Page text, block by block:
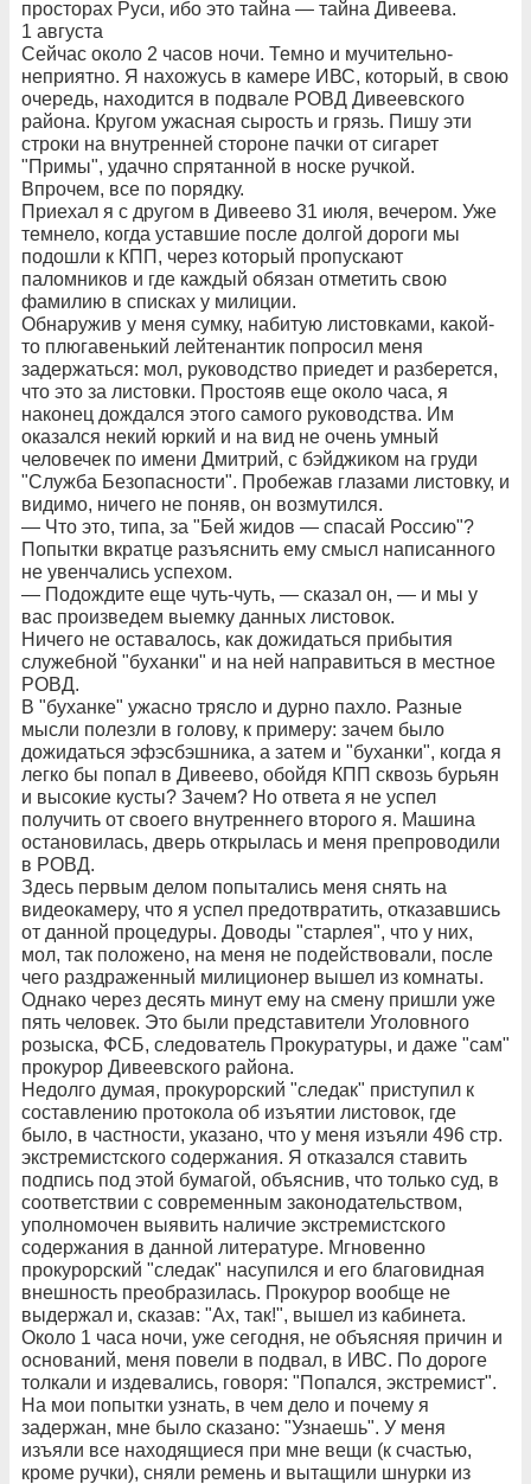
просторах Руси, ибо это тайна — тайна Дивеева.
1 августа
Сейчас около 2 часов ночи. Темно и мучительно-
неприятно. Я нахожусь в камере ИВС, который, в свою
очередь, находится в подвале РОВД Дивеевского
района. Кругом ужасная сырость и грязь. Пишу эти
строки на внутренней стороне пачки от сигарет
"Примы", удачно спрятанной в носке ручкой.
Впрочем, все по порядку.
Приехал я с другом в Дивеево 31 июля, вечером. Уже
темнело, когда уставшие после долгой дороги мы
подошли к КПП, через который пропускают
паломников и где каждый обязан отметить свою
фамилию в списках у милиции.
Обнаружив у меня сумку, набитую листовками, какой-
то плюгавенький лейтенантик попросил меня
задержаться: мол, руководство приедет и разберется,
что это за листовки. Простояв еще около часа, я
наконец дождался этого самого руководства. Им
оказался некий юркий и на вид не очень умный
человечек по имени Дмитрий, с бэйджиком на груди
"Служба Безопасности". Пробежав глазами листовку, и
видимо, ничего не поняв, он возмутился.
— Что это, типа, за "Бей жидов — спасай Россию"?
Попытки вкратце разъяснить ему смысл написанного
не увенчались успехом.
— Подождите еще чуть-чуть, — сказал он, — и мы у
вас произведем выемку данных листовок.
Ничего не оставалось, как дожидаться прибытия
служебной "буханки" и на ней направиться в местное
РОВД.
В "буханке" ужасно трясло и дурно пахло. Разные
мысли полезли в голову, к примеру: зачем было
дожидаться эфэсбэшника, а затем и "буханки", когда я
легко бы попал в Дивеево, обойдя КПП сквозь бурьян
и высокие кусты? Зачем? Но ответа я не успел
получить от своего внутреннего второго я. Машина
остановилась, дверь открылась и меня препроводили
в РОВД.
Здесь первым делом попытались меня снять на
видеокамеру, что я успел предотвратить, отказавшись
от данной процедуры. Доводы "старлея", что у них,
мол, так положено, на меня не подействовали, после
чего раздраженный милиционер вышел из комнаты.
Однако через десять минут ему на смену пришли уже
пять человек. Это были представители Уголовного
розыска, ФСБ, следователь Прокуратуры, и даже "сам"
прокурор Дивеевского района.
Недолго думая, прокурорский "следак" приступил к
составлению протокола об изъятии листовок, где
было, в частности, указано, что у меня изъяли 496 стр.
экстремистского содержания. Я отказался ставить
подпись под этой бумагой, объяснив, что только суд, в
соответствии с современным законодательством,
уполномочен выявить наличие экстремистского
содержания в данной литературе. Мгновенно
прокурорский "следак" насупился и его благовидная
внешность преобразилась. Прокурор вообще не
выдержал и, сказав: "Ах, так!", вышел из кабинета.
Около 1 часа ночи, уже сегодня, не объясняя причин и
оснований, меня повели в подвал, в ИВС. По дороге
толкали и издевались, говоря: "Попался, экстремист".
На мои попытки узнать, в чем дело и почему я
задержан, мне было сказано: "Узнаешь". У меня
изъяли все находящиеся при мне вещи (к счастью,
кроме ручки), сняли ремень и вытащили шнурки из